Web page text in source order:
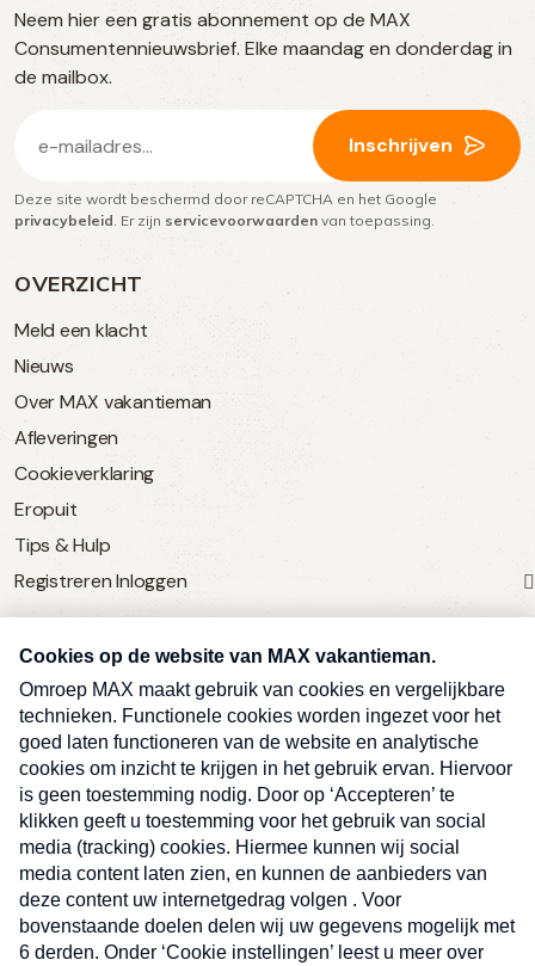
OVERZICHT
Meld een klacht
Nieuws
Over MAX vakantieman
Afleveringen
Cookieverklaring
Eropuit
Tips & Hulp
Registreren Inloggen
SERVICE
Over Omroep MAX
MAX Vandaag
MAX Meldpunt
Pers
Contact
Algemene voorwaarden
Privacyverklaring
Kwetsbaarheid melden
social
media
Neem hier een gratis abonnement op de MAX
Consumentennieuwsbrief. Elke maandag en donderdag in
de mailbox.
mailadres
(Vereist)
Inschrijven
Deze site wordt beschermd door reCAPTCHA en het Google
privacybeleid . Er zijn servicevoorwaarden van toepassing.
Ben je benieuwd naar meer
vakantienieuws- en tips?